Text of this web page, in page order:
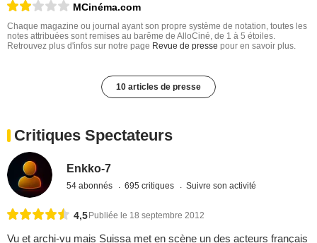
MCinéma.com
Chaque magazine ou journal ayant son propre système de notation, toutes les
notes attribuées sont remises au barême de AlloCiné, de 1 à 5 étoiles.
Retrouvez plus d'infos sur notre page Revue de presse pour en savoir plus.
10 articles de presse
Critiques Spectateurs
Enkko-7
54 abonnés 695 critiques Suivre son activité
4,5Publiée le 18 septembre 2012
Vu et archi-vu mais Suissa met en scène un des acteurs français